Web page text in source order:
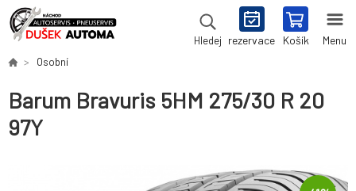
Hledej rezervace Košík Menu
Osobní
Barum Bravuris 5HM 275/30 R 20
97Y